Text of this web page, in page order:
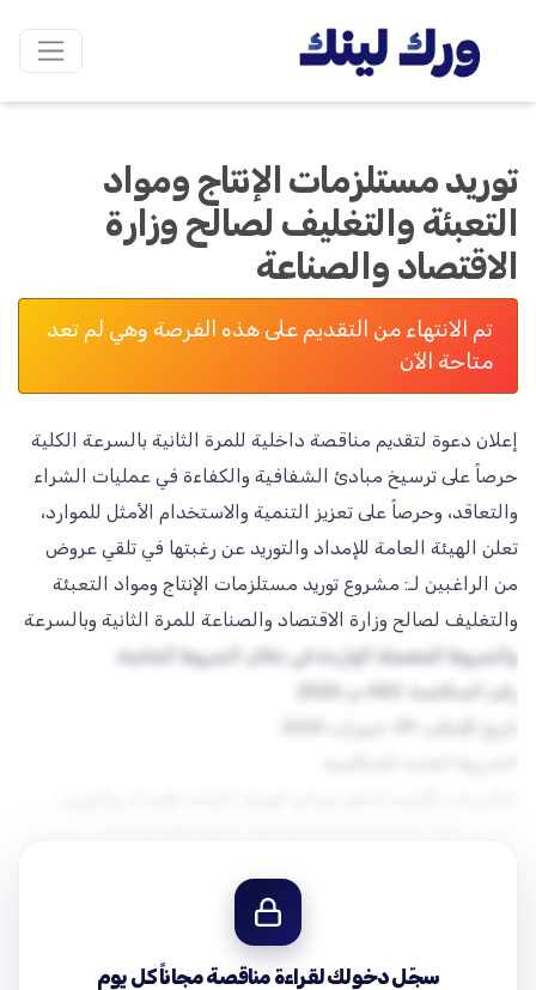
توريد مستلزمات الإنتاج ومواد
التعبئة والتغليف لصالح وزارة
الاقتصاد والصناعة
تم الانتهاء من التقديم على هذه الفرصة وهي لم تعد
متاحة الآن
حرصاً على ترسيخ مبادئ الشفافية والكفاءة في عمليات الشراء
والتعاقد، وحرصاً على تعزيز التنمية والاستخدام الأمثل للموارد،
تعلن الهيئة العامة للإمداد والتوريد عن رغبتها في تلقي عروض
من الراغبين لـ: مشروع توريد مستلزمات الإنتاج ومواد التعبئة
والتغليف لصالح وزارة الاقتصاد والصناعة للمرة الثانية وبالسرعة
الكلية، وفقاً للمواصفات
سجّل دخولك لقراءة مناقصة مجاناً كل يوم